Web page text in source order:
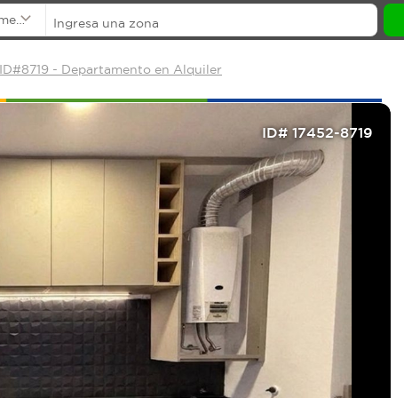
- Departamento en Alquiler
ID# 17452-8719